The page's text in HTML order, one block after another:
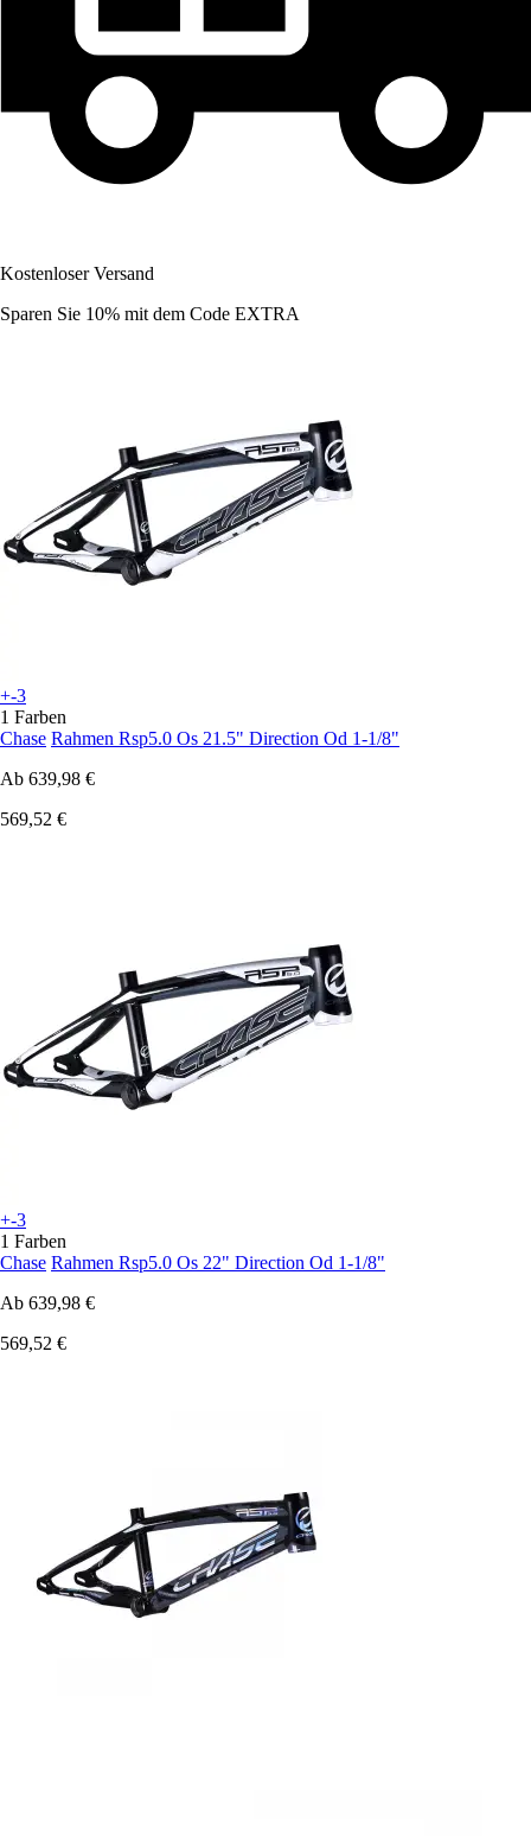
Kostenloser Versand
Sparen Sie 10% mit dem Code EXTRA
+-3
1 Farben
Chase Rahmen Rsp5.0 Os 21.5" Direction Od 1-1/8"
Ab 639,98 €
569,52 €
+-3
1 Farben
Chase Rahmen Rsp5.0 Os 22" Direction Od 1-1/8"
Ab 639,98 €
569,52 €